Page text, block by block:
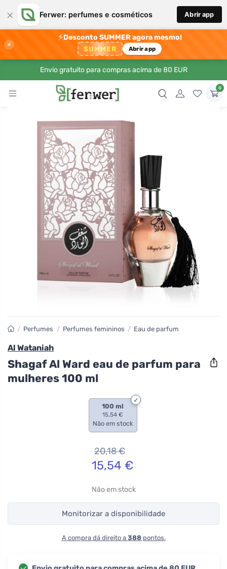
× Ferwer: perfumes e cosméticos Abrir app
×
⚡Desconto SUMMER agora mesmo!
SUMMER Abrir app
Envio gratuito para compras acima de 80 EUR
0
/ Perfumes / Perfumes femininos / Eau de parfum
Al Wataniah
Shagaf Al Ward eau de parfum para
mulheres 100 ml
100 ml
15,54 €
Não em stock
20,18€
15,54 €
Não em stock
Monitorizar a disponibilidade
A compra dá direito a 388pontos.